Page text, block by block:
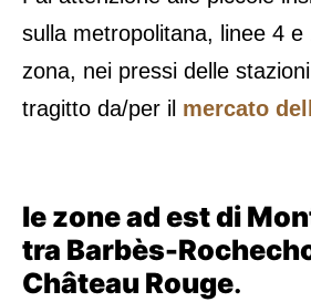
sulla metropolitana, linee 4
zona, nei pressi delle
tragitto da/per il mercato
le zone ad est di
tra Barbès-
Château Rouge.